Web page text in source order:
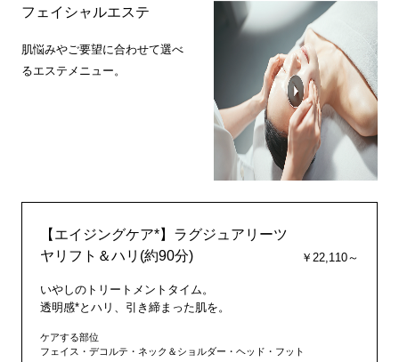
フェイシャルエステ
肌悩みやご要望に合わせて選べ
るエステメニュー。
【エイジングケア*】ラグジュアリーツ
ヤリフト＆ハリ(約90分)
￥22,110～
いやしのトリートメントタイム。
透明感*とハリ、引き締まった肌を。
ケアする部位
フェイス・デコルテ・ネック＆ショルダー・ヘッド・フット